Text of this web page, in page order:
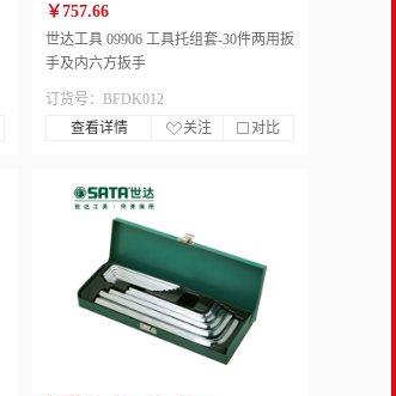
￥757.66
世达工具 09906 工具托组套-30件两用扳
手及内六方扳手
订货号：BFDK012
查看详情
关注 对比